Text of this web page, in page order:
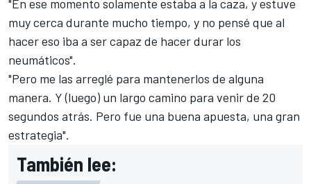
"En ese momento solamente estaba a la caza, y estuve
muy cerca durante mucho tiempo, y no pensé que al
hacer eso iba a ser capaz de hacer durar los
neumáticos".
"Pero me las arreglé para mantenerlos de alguna
manera. Y (luego) un largo camino para venir de 20
segundos atrás. Pero fue una buena apuesta, una gran
estrategia".
También lee: